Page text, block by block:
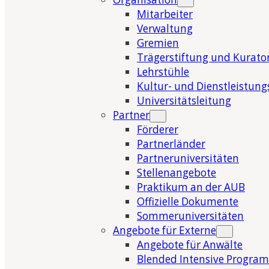
Mitarbeiter
Verwaltung
Gremien
Trägerstiftung und
Lehrstühle
Kultur- und
Universitätsleitung
Partner
Förderer
Partnerländer
Partneruniversitäten
Stellenangebote
Praktikum an der AUB
Offizielle Dokumente
Sommeruniversitäten
Angebote für Externe
Angebote für Anwälte
Blended Intensive Program